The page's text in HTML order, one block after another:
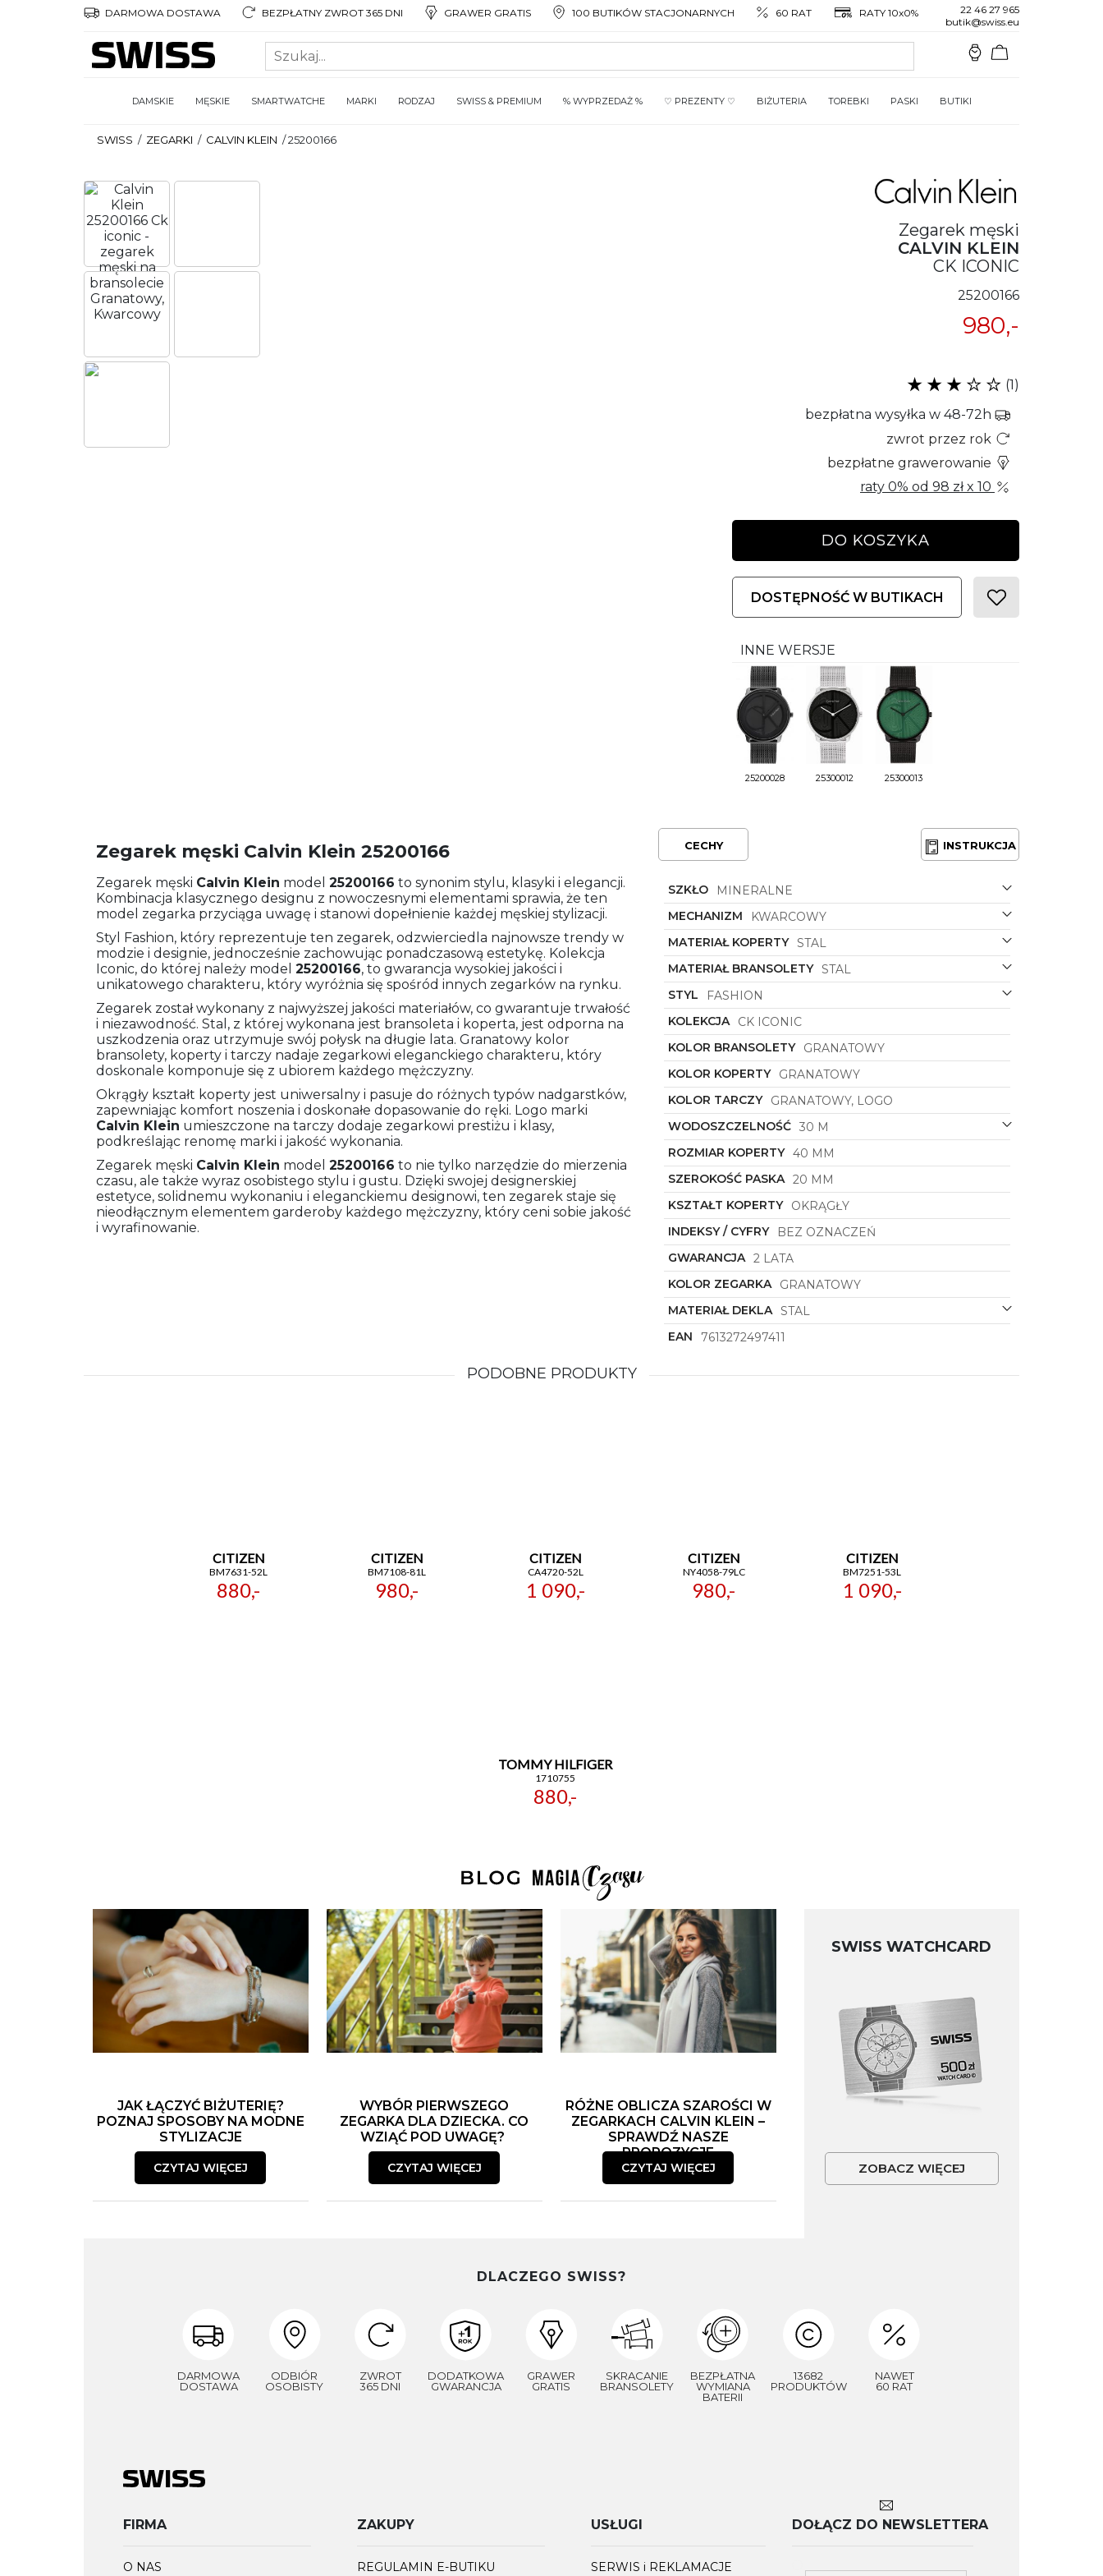
DARMOWA DOSTAWA BEZPŁATNY ZWROT 365 DNI GRAWER GRATIS 100 BUTIKÓW STACJONARNYCH 60 RAT RATY 10x0%
22 46 27 965
butik@swiss.eu
DAMSKIE MĘSKIE SMARTWATCHE MARKI RODZAJ SWISS & PREMIUM % WYPRZEDAŻ % ♡ PREZENTY ♡ BIŻUTERIA TOREBKI PASKI BUTIKI
SWISS / ZEGARKI / CALVIN KLEIN /25200166
Zegarek męski
CALVIN KLEIN
CK ICONIC
25200166
980,-
(1)
bezpłatna wysyłka w 48-72h
zwrot przez rok
bezpłatne grawerowanie
raty 0% od 98 złx 10
DO KOSZYKA
DOSTĘPNOŚĆ W BUTIKACH
INNE WERSJE
25200028 25300012 25300013
Zegarek męski Calvin Klein 25200166
Zegarek męski Calvin Klein model 25200166 to synonim stylu, klasyki i elegancji.
Kombinacja klasycznego designu z nowoczesnymi elementami sprawia, że ten
model zegarka przyciąga uwagę i stanowi dopełnienie każdej męskiej stylizacji.
Styl Fashion, który reprezentuje ten zegarek, odzwierciedla najnowsze trendy w
modzie i designie, jednocześnie zachowując ponadczasową estetykę. Kolekcja
Iconic, do której należy model 25200166, to gwarancja wysokiej jakości i
unikatowego charakteru, który wyróżnia się spośród innych zegarków na rynku.
Zegarek został wykonany z najwyższej jakości materiałów, co gwarantuje trwałość
i niezawodność. Stal, z której wykonana jest bransoleta i koperta, jest odporna na
uszkodzenia oraz utrzymuje swój połysk na długie lata. Granatowy kolor
bransolety, koperty i tarczy nadaje zegarkowi eleganckiego charakteru, który
doskonale komponuje się z ubiorem każdego mężczyzny.
Okrągły kształt koperty jest uniwersalny i pasuje do różnych typów nadgarstków,
zapewniając komfort noszenia i doskonałe dopasowanie do ręki. Logo marki
Calvin Klein umieszczone na tarczy dodaje zegarkowi prestiżu i klasy,
podkreślając renomę marki i jakość wykonania.
Zegarek męski Calvin Klein model 25200166 to nie tylko narzędzie do mierzenia
czasu, ale także wyraz osobistego stylu i gustu. Dzięki swojej designerskiej
estetyce, solidnemu wykonaniu i eleganckiemu designowi, ten zegarek staje się
nieodłącznym elementem garderoby każdego mężczyzny, który ceni sobie jakość
i wyrafinowanie.
CECHY INSTRUKCJA
SZKŁO
MINERALNE
MECHANIZM
KWARCOWY
MATERIAŁ KOPERTY STAL
MATERIAŁ BRANSOLETY STAL
STYL
FASHION
KOLEKCJA
CK ICONIC
KOLOR BRANSOLETY
GRANATOWY
KOLOR KOPERTY
GRANATOWY
KOLOR TARCZY
GRANATOWY, LOGO
WODOSZCZELNOŚĆ 30 M
ROZMIAR KOPERTY 40 MM
SZEROKOŚĆ PASKA 20 MM
KSZTAŁT KOPERTY
OKRĄGŁY
INDEKSY / CYFRY
BEZ OZNACZEŃ
GWARANCJA 2 LATA
KOLOR ZEGARKA
GRANATOWY
MATERIAŁ DEKLA STAL
EAN
7613272497411
PODOBNE PRODUKTY
CITIZEN
BM7631-52L
880,-
CITIZEN
BM7108-81L
980,-
CITIZEN
CA4720-52L
1 090,-
CITIZEN
NY4058-79LC
980,-
CITIZEN
BM7251-53L
1 090,-
TOMMY HILFIGER
1710755
880,-
JAK ŁĄCZYĆ BIŻUTERIĘ?
POZNAJ SPOSOBY NA MODNE
STYLIZACJE
CZYTAJ WIĘCEJ
WYBÓR PIERWSZEGO
ZEGARKA DLA DZIECKA. CO
WZIĄĆ POD UWAGĘ?
CZYTAJ WIĘCEJ
RÓŻNE OBLICZA SZAROŚCI W
ZEGARKACH CALVIN KLEIN –
SPRAWDŹ NASZE
PROPOZYCJE
CZYTAJ WIĘCEJ
SWISS WATCHCARD
ZOBACZ WIĘCEJ
DLACZEGO SWISS?
DARMOWA
DOSTAWA
ODBIÓR
OSOBISTY
ZWROT
365 DNI
DODATKOWA
GWARANCJA
GRAWER
GRATIS
SKRACANIE
BRANSOLETY
BEZPŁATNA
WYMIANA
BATERII
13682
PRODUKTÓW
NAWET
60 RAT
FIRMA
O NAS
ZAKUPY
REGULAMIN E-BUTIKU
USŁUGI
SERWIS i REKLAMACJE
DOŁĄCZ DO NEWSLETTERA